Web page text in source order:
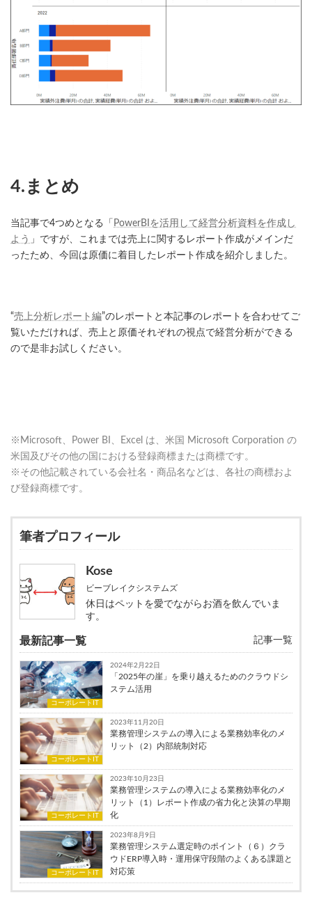
4.まとめ
当記事で4つめとなる「 PowerBIを活用して経営分析資料を作成し
よう 」ですが、これまでは売上に関するレポート作成がメインだ
ったため、今回は原価に着目したレポート作成を紹介しました。
“売上分析レポート編”のレポートと本記事のレポートを合わせてご
覧いただければ、売上と原価それぞれの視点で経営分析ができる
ので是非お試しください。
※Microsoft、Power BI、Excel は、米国 Microsoft Corporation の
米国及びその他の国における登録商標または商標です。
※その他記載されている会社名・商品名などは、各社の商標およ
び登録商標です。
筆者プロフィール
Kose
ビーブレイクシステムズ
休日はペットを愛でながらお酒を飲んでいま
す。
最新記事一覧 記事一覧
コーポレートIT
2024年2月22日
「2025年の崖」を乗り越えるためのクラウドシ
ステム活用
コーポレートIT
2023年11月20日
業務管理システムの導入による業務効率化のメ
リット（2）内部統制対応
コーポレートIT
2023年10月23日
業務管理システムの導入による業務効率化のメ
リット（1）レポート作成の省力化と決算の早期
化
コーポレートIT
2023年8月9日
業務管理システム選定時のポイント（６）クラ
ウドERP導入時・運用保守段階のよくある課題と
対応策